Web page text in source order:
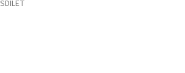
SDÍLET